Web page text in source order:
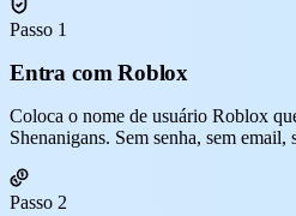
Passo 1
Entra com Roblox
Coloca o nome de usuário Roblox
Shenanigans. Sem senha, sem
Passo 2